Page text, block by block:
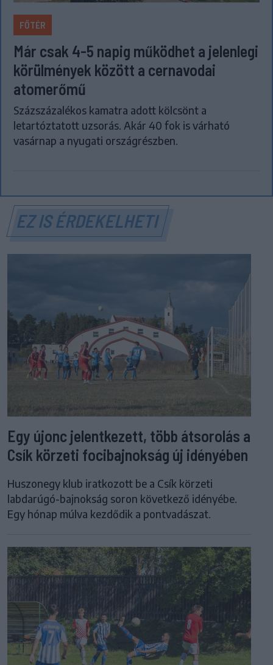
FŐTÉR
Már csak 4-5 napig működhet a jelenlegi
körülmények között a cernavodai
atomerőmű
Százszázalékos kamatra adott kölcsönt a
letartóztatott uzsorás. Akár 40 fok is várható
vasárnap a nyugati országrészben.
EZ IS ÉRDEKELHETI
Egy újonc jelentkezett, több átsorolás a
Csík körzeti focibajnokság új idényében
Huszonegy klub iratkozott be a Csík körzeti
labdarúgó-bajnokság soron következő idényébe.
Egy hónap múlva kezdődik a pontvadászat.